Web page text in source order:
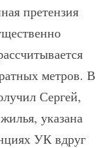
претензия
метров. В
Сергей,
указана
УК вдруг